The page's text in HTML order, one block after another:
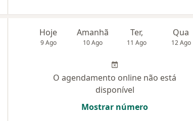
Hoje
9 Ago
Amanhã
10 Ago
Ter,
11 Ago
Qua
12 Ago
O agendamento online não está
disponível
Mostrar número